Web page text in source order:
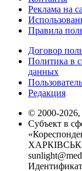
Реклама на
Правила
Договор
Политика в
данных
Редакция
© 2000-2026,
Субъект в